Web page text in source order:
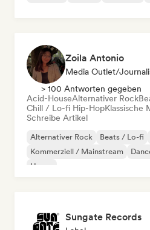
Zoila Antonio
Media Outlet/
> 100 Antworten gegeben
Acid-HouseAlternativer Rock
Chill / Lo-fi Hip-HopKlassische
Schreibe Artikel
Alternativer Rock Beats / Lo-fi
Kommerziell / Mainstream
House
Sungate Records